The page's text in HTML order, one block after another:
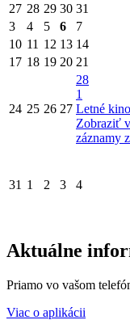
27 28 29 30 31
3
4 5 6 7
10 11 12 13 14
17 18 19 20 21
24 25 26 27
28
1
Letné kino
Zobraziť
záznamy
31 1 2 3 4
Aktuálne
Priamo vo vašom
Viac o aplikácii